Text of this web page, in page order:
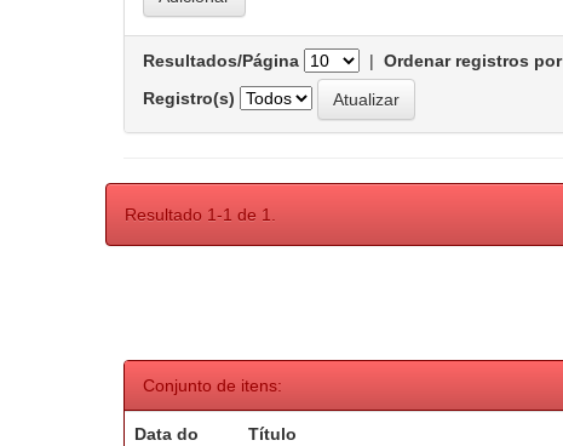
Resultados/Página | Ordenar registros por
Registro(s)
Resultado 1-1 de 1.
Conjunto de itens:
Data do Título